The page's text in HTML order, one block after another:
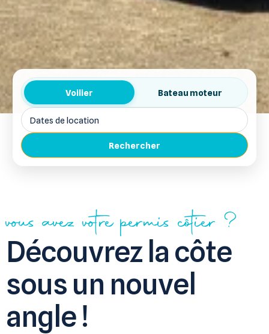
Voilier Bateau moteur
Rechercher
vous avez votre permis côtier ?
Découvrez la côte
sous un nouvel
angle !